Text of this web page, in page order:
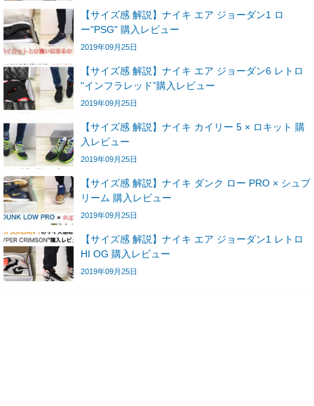
【サイズ感 解説】ナイキ エア ジョーダン1 ロ
ー"PSG" 購入レビュー
2019年09月25日
【サイズ感 解説】ナイキ エア ジョーダン6 レトロ
"インフラレッド”購入レビュー
2019年09月25日
【サイズ感 解説】ナイキ カイリー 5 × ロキット 購
入レビュー
2019年09月25日
【サイズ感 解説】ナイキ ダンク ロー PRO × シュプ
リーム 購入レビュー
2019年09月25日
【サイズ感 解説】ナイキ エア ジョーダン1 レトロ
HI OG 購入レビュー
2019年09月25日